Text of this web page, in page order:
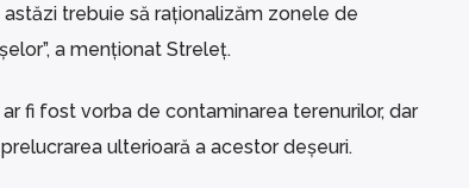
trebuie să raționalizăm zonele de
a menționat Streleț.
fi fost vorba de contaminarea terenurilor, dar
ulterioară a acestor deșeuri.